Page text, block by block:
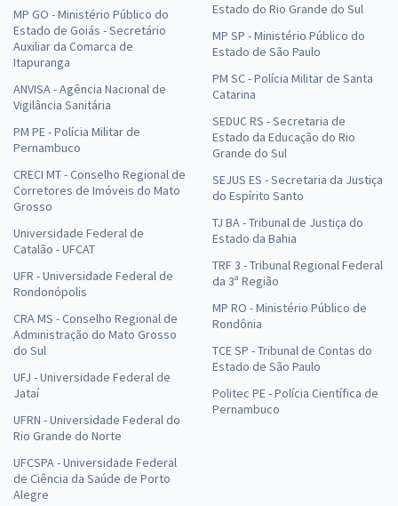
MP GO - Ministério Público do
Estado de Goiás - Secretário
Auxiliar da Comarca de
Itapuranga
ANVISA - Agência Nacional de
Vigilância Sanitária
PM PE - Polícia Militar de
Pernambuco
CRECI MT - Conselho Regional de
Corretores de Imóveis do Mato
Grosso
Universidade Federal de
Catalão - UFCAT
UFR - Universidade Federal de
Rondonópolis
CRA MS - Conselho Regional de
Administração do Mato Grosso
do Sul
UFJ - Universidade Federal de
Jataí
UFRN - Universidade Federal do
Rio Grande do Norte
UFCSPA - Universidade Federal
de Ciência da Saúde de Porto
Alegre
Estado do Rio Grande do Sul
MP SP - Ministério Público do
Estado de São Paulo
PM SC - Polícia Militar de Santa
Catarina
SEDUC RS - Secretaria de
Estado da Educação do Rio
Grande do Sul
SEJUS ES - Secretaria da Justiça
do Espírito Santo
TJ BA - Tribunal de Justiça do
Estado da Bahia
TRF 3 - Tribunal Regional Federal
da 3ª Região
MP RO - Ministério Público de
Rondônia
TCE SP - Tribunal de Contas do
Estado de São Paulo
Politec PE - Polícia Científica de
Pernambuco